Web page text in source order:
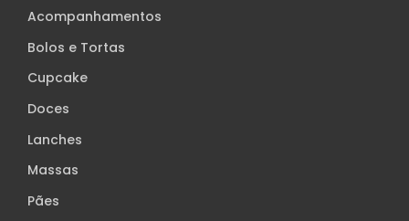
Acompanhamentos
Bolos e Tortas
Cupcake
Doces
Lanches
Massas
Pães